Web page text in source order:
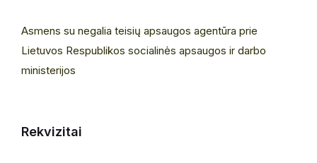
Asmens su negalia teisių apsaugos agentūra prie
Lietuvos Respublikos socialinės apsaugos ir darbo
ministerijos
Rekvizitai